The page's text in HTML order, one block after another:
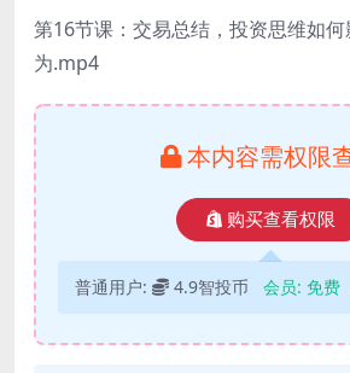
第16节课：交易总结，投资思维如
为.mp4
本内容需权限
购买查看权限
普通用户: 4.9智投币 会员: 免费